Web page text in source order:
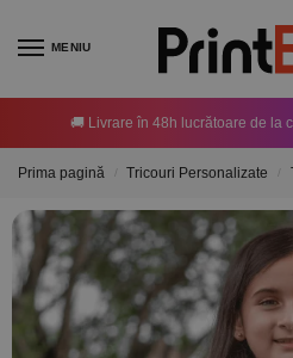
MENIU
🚚 Livrare în 48h lucrătoare de la
Prima pagină Tricouri Personalizate